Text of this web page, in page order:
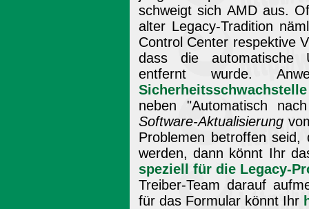
schweigt sich AMD aus.
alter Legacy-Tradition
Control Center respektive
dass die automatische
entfernt wurde.
Sicherheitsschwachstelle
neben "Automatisch
Software-Aktualisierung
Problemen betroffen
werden, dann könnt Ihr
speziell für die Legacy-
Treiber-Team darauf
für das Formular könnt Ihr